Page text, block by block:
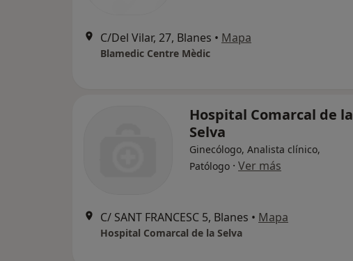
C/Del Vilar, 27, Blanes • Mapa
Blamedic Centre Mèdic
Hospital Comarcal de la
Selva
Ginecólogo, Analista clínico,
Patólogo · Ver más
C/ SANT FRANCESC 5, Blanes • Mapa
Hospital Comarcal de la Selva